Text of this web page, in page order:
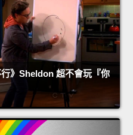
》Sheldon 超不會玩『你